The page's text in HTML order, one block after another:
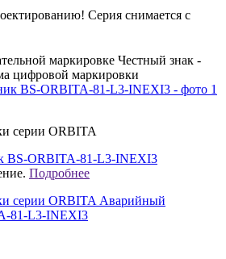
Серия снимается с
маркировке Честный знак -
цифровой маркировки
серии ORBITA
BS-ORBITA-81-L3-INEXI3
Подробнее
серии ORBITA Аварийный
81-L3-INEXI3